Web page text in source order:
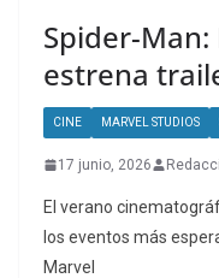
Spider-
estrena
CINE MARVEL STUDIOS
17 junio, 2026
El verano
los eventos más
Marvel